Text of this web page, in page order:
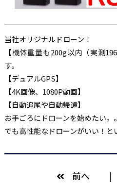
当社オリジナルドローン！
【機体重量も200g以内（実測
す。
【デュアルGPS】
【4K画像、1080P動画】
【自動追尾や自動帰還】
お手ごろにドローンを始めたい。
でも高性能なドローンがいい！と
前へ